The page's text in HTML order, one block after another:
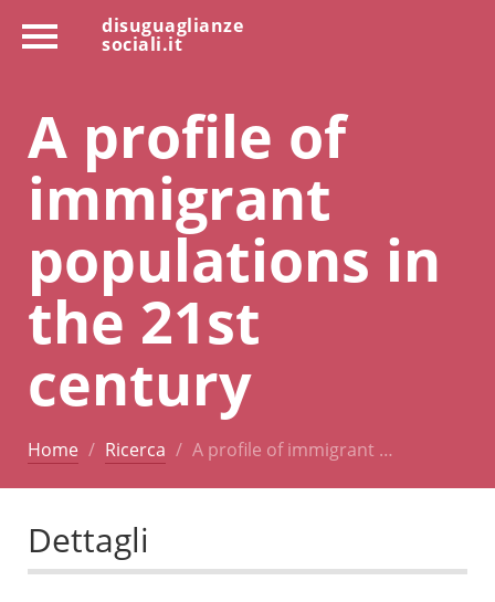
disuguaglianze
sociali.it
A profile of
immigrant
populations in
the 21st
century
Home Ricerca A profile of immigrant …
Dettagli